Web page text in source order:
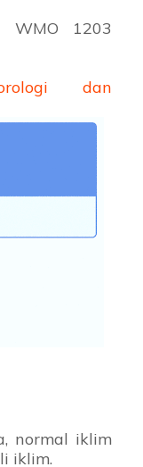
WMO 1203
dan
normal iklim
iklim.